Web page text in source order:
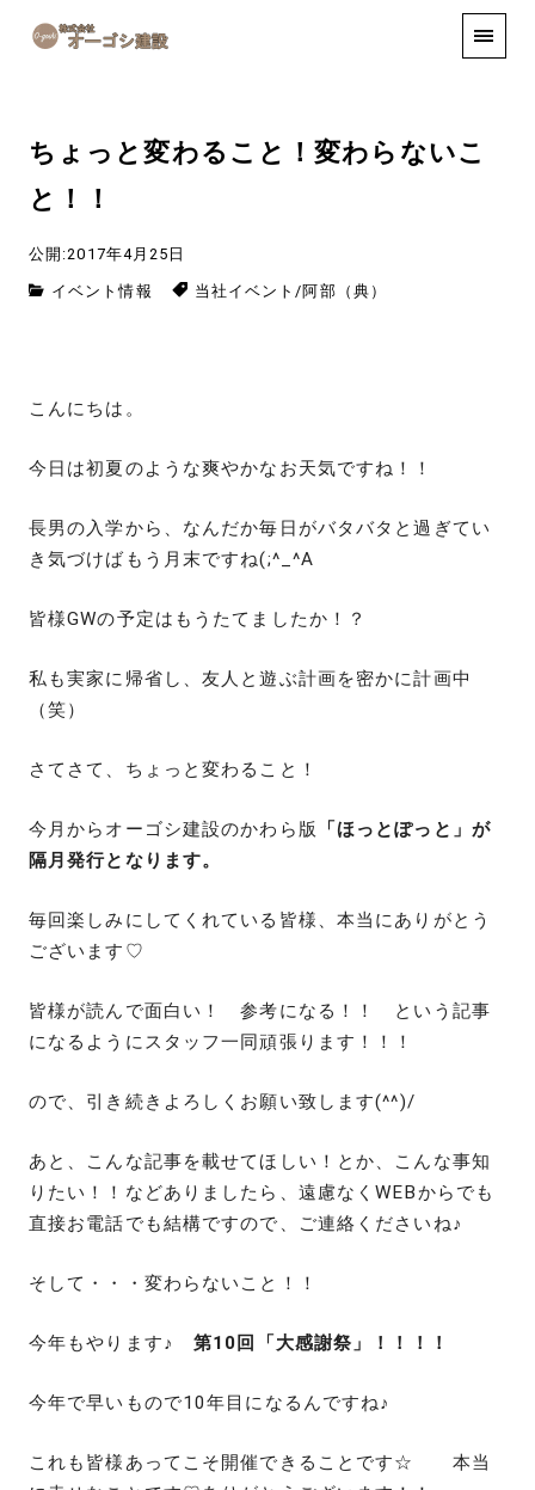
手しごと
ちょっと変わること！変わらないこ
と！！
公開:2017年4月25日
イベント情報 当社イベント /阿部（典）
こんにちは。
今日は初夏のような爽やかなお天気ですね！！
長男の入学から、なんだか毎日がバタバタと過ぎてい
き気づけばもう月末ですね(;^_^A
皆様GWの予定はもうたてましたか！？
私も実家に帰省し、友人と遊ぶ計画を密かに計画中
（笑）
さてさて、ちょっと変わること！
今月からオーゴシ建設のかわら版
「ほっとぽっと」が
隔月発行となります。
毎回楽しみにしてくれている皆様、本当にありがとう
ございます♡
皆様が読んで面白い！ 参考になる！！ という記事
になるようにスタッフ一同頑張ります！！！
ので、引き続きよろしくお願い致します(^^)/
あと、こんな記事を載せてほしい！とか、こんな事知
りたい！！などありましたら、遠慮なくWEBからでも
直接お電話でも結構ですので、ご連絡くださいね♪
そして・・・変わらないこと！！
今年もやります♪第10回「大感謝祭」！！！！
今年で早いもので10年目になるんですね♪
これも皆様あってこそ開催できることです☆ 本当